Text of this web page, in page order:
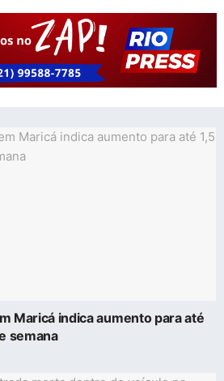
Maricá indica aumento para até
semana